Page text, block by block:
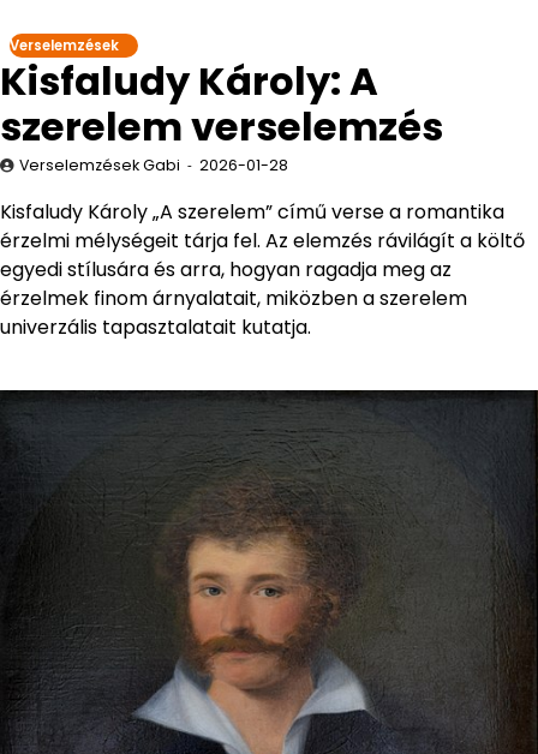
Verselemzések
Kisfaludy Károly: A
szerelem verselemzés
Verselemzések Gabi 2026-01-28
Kisfaludy Károly „A szerelem” című verse a romantika
érzelmi mélységeit tárja fel. Az elemzés rávilágít a költő
egyedi stílusára és arra, hogyan ragadja meg az
érzelmek finom árnyalatait, miközben a szerelem
univerzális tapasztalatait kutatja.